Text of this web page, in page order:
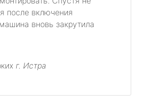
после включения
вновь закрутила
г. Истра